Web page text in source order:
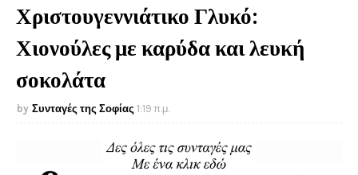
Χριστουγεννιάτικο Γλυκό:
Χιονούλες με καρύδα και λευκή
σοκολάτα
Συνταγές της Σοφίας 1:19 π.μ.